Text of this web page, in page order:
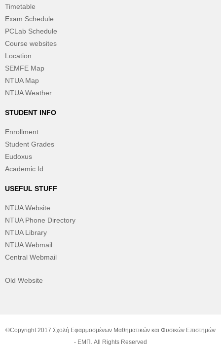
Timetable
Exam Schedule
PCLab Schedule
Course websites
Location
SEMFE Map
NTUA Map
NTUA Weather
STUDENT INFO
Enrollment
Student Grades
Eudoxus
Academic Id
USEFUL STUFF
NTUA Website
NTUA Phone Directory
NTUA Library
NTUA Webmail
Central Webmail
Old Website
©Copyright 2017 Σχολή Εφαρμοσμένων Μαθηματικών και Φυσικών Επιστημών
- ΕΜΠ. All Rights Reserved